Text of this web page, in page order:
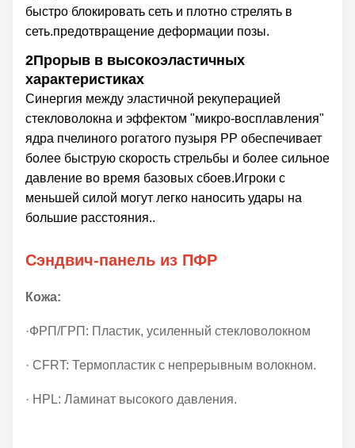
быстро блокировать сеть и плотно стрелять в
сеть.предотвращение деформации позы.
2Прорыв в высокоэластичных
характеристиках
Синергия между эластичной рекуперацией
стекловолокна и эффектом "микро-восплавления"
ядра пчелиного рогатого пузыря PP обеспечивает
более быструю скорость стрельбы и более сильное
давление во время базовых сбоев.Игроки с
меньшей силой могут легко наносить удары на
большие расстояния..
Сэндвич-панель из ПФР
Кожа:
·ФРП/ГРП: Пластик, усиленный стекловолокном
· CFRT: Термопластик с непрерывным волокном.
· HPL: Ламинат высокого давления.